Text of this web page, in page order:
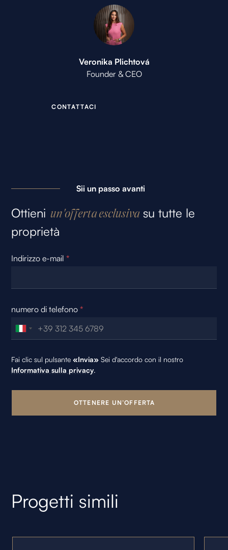
Veronika Plichtová
Founder & CEO
CONTATTACI
Sii un passo avanti
Ottieni un'offerta esclusivasu tutte le
proprietà
Indirizzo e-mail*
numero di telefono*
Fai clic sul pulsante«Invia» Sei d'accordo con il nostro
Informativa sulla privacy.
Progetti simili